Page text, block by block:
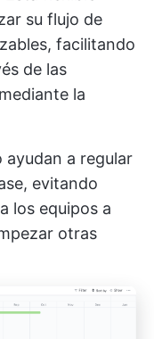
su flujo de
facilitando
de las
la
ayudan a regular
evitando
los equipos a
otras